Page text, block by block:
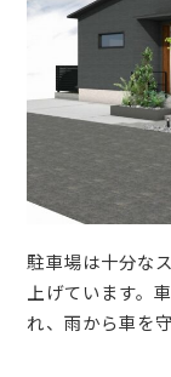
駐車場は十分な
上げています。
れ、雨から車を